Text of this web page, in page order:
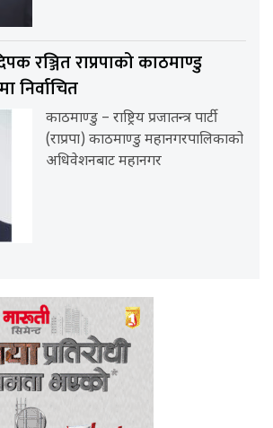
रञ्जित राप्रपाको काठमाण्डु
निर्वाचित
काठमाण्डु – राष्ट्रिय प्रजातन्त्र पार्टी
(राप्रपा) काठमाण्डु महानगरपालिकाको
अधिवेशनबाट महानगर